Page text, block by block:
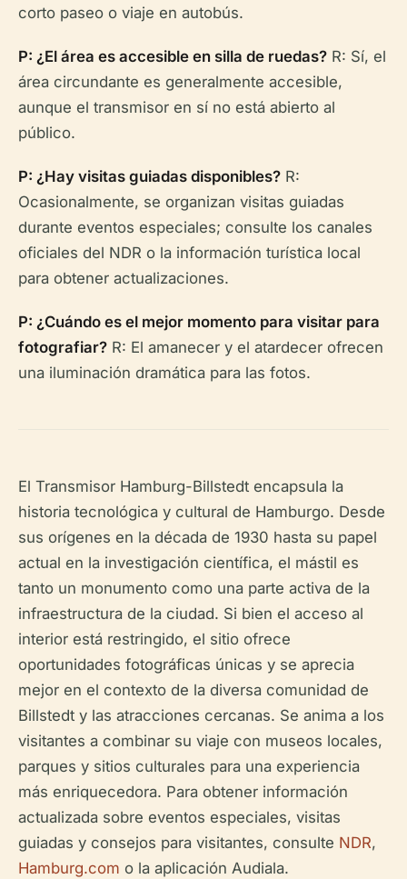
corto paseo o viaje en autobús.
P: ¿El área es accesible en silla de ruedas? R: Sí, el
área circundante es generalmente accesible,
aunque el transmisor en sí no está abierto al
público.
P: ¿Hay visitas guiadas disponibles? R:
Ocasionalmente, se organizan visitas guiadas
durante eventos especiales; consulte los canales
oficiales del NDR o la información turística local
para obtener actualizaciones.
P: ¿Cuándo es el mejor momento para visitar para
fotografiar? R: El amanecer y el atardecer ofrecen
una iluminación dramática para las fotos.
El Transmisor Hamburg-Billstedt encapsula la
historia tecnológica y cultural de Hamburgo. Desde
sus orígenes en la década de 1930 hasta su papel
actual en la investigación científica, el mástil es
tanto un monumento como una parte activa de la
infraestructura de la ciudad. Si bien el acceso al
interior está restringido, el sitio ofrece
oportunidades fotográficas únicas y se aprecia
mejor en el contexto de la diversa comunidad de
Billstedt y las atracciones cercanas. Se anima a los
visitantes a combinar su viaje con museos locales,
parques y sitios culturales para una experiencia
más enriquecedora. Para obtener información
actualizada sobre eventos especiales, visitas
guiadas y consejos para visitantes, consulte NDR,
Hamburg.com o la aplicación Audiala.